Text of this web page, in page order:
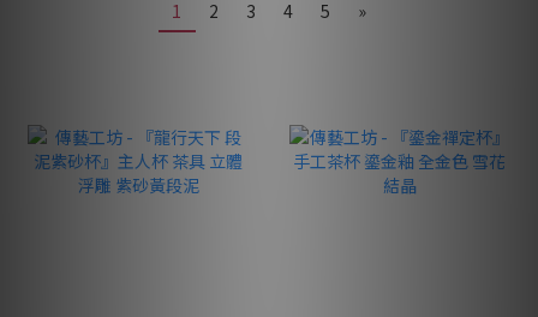
1 2 3 4 5 »